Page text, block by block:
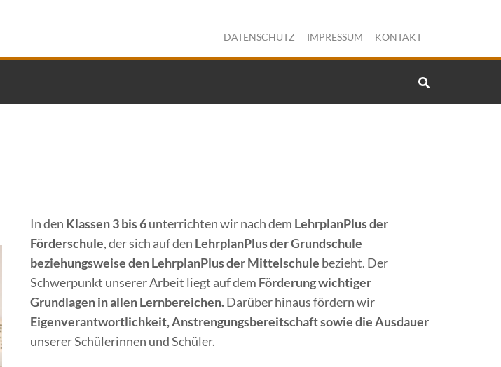
DATENSCHUTZ IMPRESSUM KONTAKT
In den Klassen 3 bis 6unterrichten wir nach dem LehrplanPlus der
Förderschule, der sich auf den LehrplanPlus der Grundschule
beziehungsweise den LehrplanPlus der Mittelschule bezieht. Der
Schwerpunkt unserer Arbeit liegt auf dem Förderung wichtiger
Grundlagen in allen Lernbereichen.Darüber hinaus fördern wir
Eigenverantwortlichkeit, Anstrengungsbereitschaft sowie die Ausdauer
unserer Schülerinnen und Schüler.